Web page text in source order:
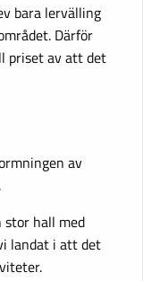
bara lervälling
Därför
priset av att det
av
stor hall med
landat i att det